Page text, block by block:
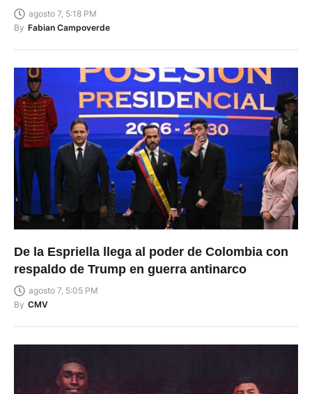
agosto 7, 5:18 PM
By Fabian Campoverde
De la Espriella llega al poder de Colombia con
respaldo de Trump en guerra antinarco
agosto 7, 5:05 PM
By CMV